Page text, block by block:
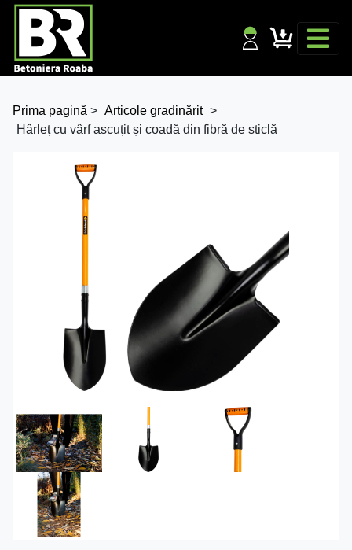
Prima pagină > Articole gradinărit >
Hârleț cu vârf ascuțit și coadă din fibră de sticlă